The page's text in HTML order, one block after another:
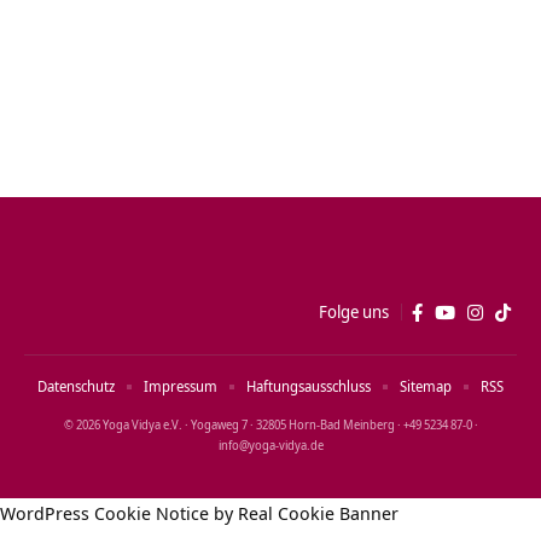
Folge uns
© 2026 Yoga Vidya e.V. · Yogaweg 7 · 32805 Horn‑Bad Meinberg · +49 5234 87‑0 ·
info@yoga‑vidya.de
Datenschutz Impressum Haftungsausschluss Sitemap RSS
WordPress Cookie Notice by Real Cookie Banner